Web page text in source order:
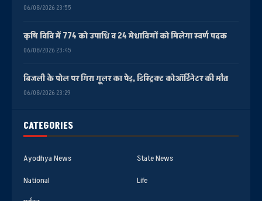
CATEGORIES
Ayodhya News
State News
National
Life
06/08/2026 23:55
कृषि विवि में 774 को उपाधि व 24 मेधावियों को मिलेगा स्वर्ण पदक
06/08/2026 23:45
बिजली के पोल पर गिरा गूलर का पेड़, डिस्ट्रिक्ट कोऑर्डिनेटर की मौत
06/08/2026 23:29